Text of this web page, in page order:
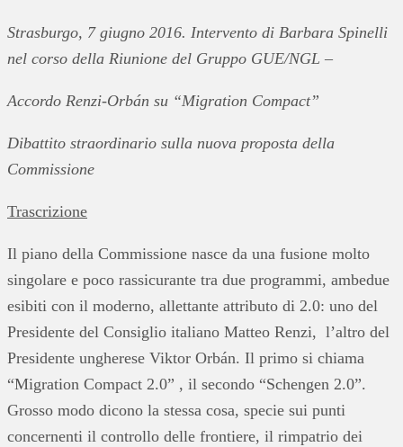
Strasburgo, 7 giugno 2016. Intervento di Barbara Spinelli
nel corso della Riunione del Gruppo GUE/NGL –
Accordo Renzi-Orbán su “Migration Compact”
Dibattito straordinario sulla nuova proposta della
Commissione
Trascrizione
Il piano della Commissione nasce da una fusione molto
singolare e poco rassicurante tra due programmi, ambedue
esibiti con il moderno, allettante attributo di 2.0: uno del
Presidente del Consiglio italiano Matteo Renzi, l’altro del
Presidente ungherese Viktor Orbán. Il primo si chiama
“Migration Compact 2.0” , il secondo “Schengen 2.0”.
Grosso modo dicono la stessa cosa, specie sui punti
concernenti il controllo delle frontiere, il rimpatrio dei